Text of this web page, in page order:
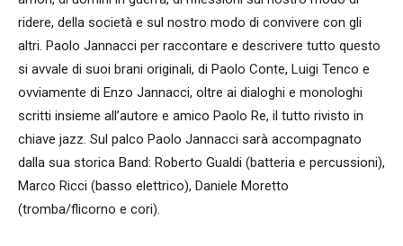
ridere, della società e sul nostro modo di convivere con gli
altri. Paolo Jannacci per raccontare e descrivere tutto questo
si avvale di suoi brani originali, di Paolo Conte, Luigi Tenco e
ovviamente di Enzo Jannacci, oltre ai dialoghi e monologhi
scritti insieme all’autore e amico Paolo Re, il tutto rivisto in
chiave jazz. Sul palco Paolo Jannacci sarà accompagnato
dalla sua storica Band: Roberto Gualdi (batteria e percussioni),
Marco Ricci (basso elettrico), Daniele Moretto
(tromba/flicorno e cori).